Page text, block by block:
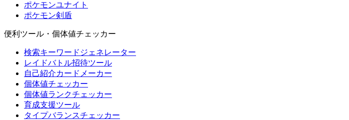
ポケモンユナイト
ポケモン剣盾
便利ツール・個体値チェッカー
検索キーワードジェネレーター
レイドバトル招待ツール
自己紹介カードメーカー
個体値チェッカー
個体値ランクチェッカー
育成支援ツール
タイプバランスチェッカー